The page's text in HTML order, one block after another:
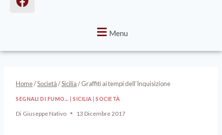
Menu
Home/Società/Sicilia/Graffiti ai tempi dell’Inquisizione
SEGNALI DI FUMO... |SICILIA |SOCIETÀ
Di Giuseppe Nativo 13 Dicembre 2017